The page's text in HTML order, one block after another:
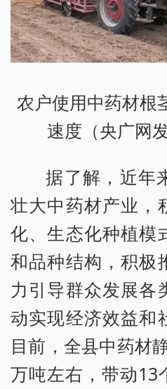
农户使用中药材根
速度（央广网
据了解，近年
壮大中药材产业，
化、生态化种植模
和品种结构，积极
力引导群众发展各
动实现经济效益和
目前，全县中药材
万吨左右，带动13